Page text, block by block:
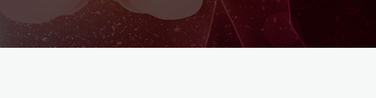
DPOC
50 anos Sociedade Portuguesa de Pneumologia
Livros Publicados
Sono
Tabagismo
Tuberculose